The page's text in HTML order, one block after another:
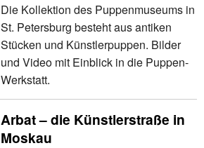
Die Kollektion des Puppenmuseums in
St. Petersburg besteht aus antiken
Stücken und Künstlerpuppen. Bilder
und Video mit Einblick in die Puppen-
Werkstatt.
Arbat – die Künstlerstraße in
Moskau